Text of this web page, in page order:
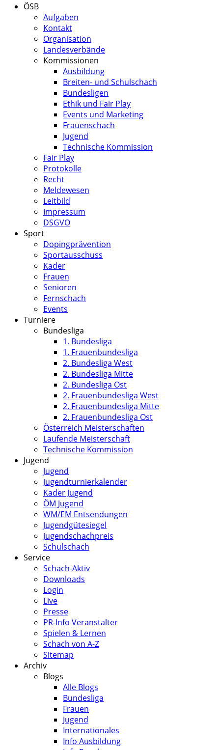
ÖSB
Aufgaben
Kontakt
Organisation
Landesverbände
Kommissionen
Ausbildung
Breiten- und Schulschach
Bundesligen
Ethik und Fair Play
Events und Marketing
Frauenschach
Jugend
Technische Kommission
Fair Play
Protokolle
Recht
Meldewesen
Leitbild
Impressum
DSGVO
Sport
Dopingprävention
Sportausschuss
Kader
Frauen
Senioren
Fernschach
Events
Turniere
Bundesliga
1. Bundesliga
1. Frauenbundesliga
2. Bundesliga West
2. Bundesliga Mitte
2. Bundesliga Ost
2. Frauenbundesliga West
2. Frauenbundesliga Mitte
2. Frauenbundesliga Ost
Österreich Meisterschaften
Laufende Meisterschaft
Technische Kommission
Jugend
Jugend
Jugendturnierkalender
Kader Jugend
ÖM Jugend
WM/EM Entsendungen
Jugendgütesiegel
Jugendschachpreis
Schulschach
Service
Schach-Aktiv
Downloads
Login
Live
Presse
PR-Info Veranstalter
Spielen & Lernen
Schach von A-Z
Sitemap
Archiv
Blogs
Alle Blogs
Bundesliga
Frauen
Jugend
Internationales
Info Ausbildung